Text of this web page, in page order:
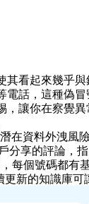
其看起來幾乎
話，這種偽冒
，讓你在察覺
在資料外洩風
分享的評論，
每個號碼都有
更新的知識庫可